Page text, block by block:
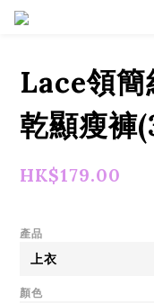
Lace領簡
乾顯瘦褲
HK$179.00
產品
顏色